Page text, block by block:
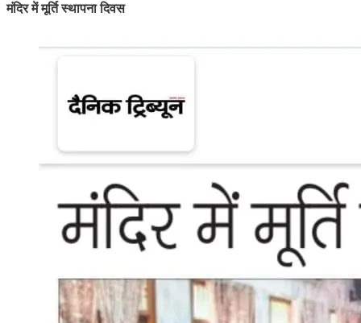
मंदिर में मूर्ति स्थापना दिवस